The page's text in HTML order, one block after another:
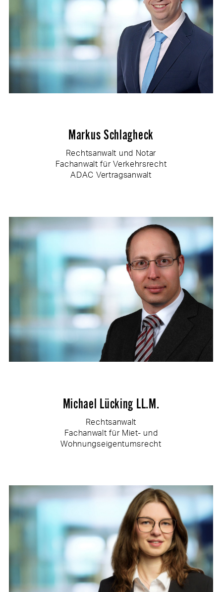
Markus Schlagheck
Rechtsanwalt und Notar
Fachanwalt für Verkehrsrecht
ADAC Vertragsanwalt
Michael Lücking LL.M.
Rechtsanwalt
Fachanwalt für Miet- und
Wohnungseigentumsrecht